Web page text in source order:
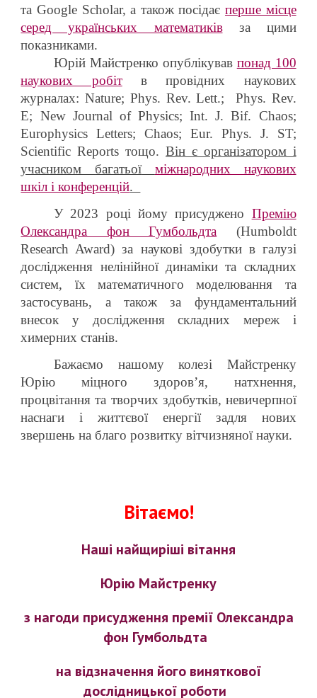
та Google Scholar, а також посідає перше місце
серед українських математиківза цими
показниками.
Юрій Майстренко опублікував понад 100
наукових робітв провідних наукових
журналах: Nature; Phys. Rev. Lett.; Phys. Rev.
E; New Journal of Physics; Int. J. Bif. Chaos;
Europhysics Letters; Chaos; Eur. Phys. J. ST;
Scientific Reports тощо. Він є організатором і
учасником багатьої
міжнародних наукових
шкіл і конференцій.
У 2023 році йому присуджено Премію
Олександра фон Гумбольдта (Humboldt
Research Award) за наукові здобутки в галузі
дослідження нелінійної динаміки та складних
систем, їх математичного моделювання та
застосувань, а також за фундаментальний
внесок у дослідження складних мереж і
химерних станів.
Бажаємо нашому колезі Майстренку
Юрію міцного здоров’я, натхнення,
процвітання та творчих здобутків, невичерпної
наснаги і життєвої енергії задля нових
звершень на благо розвитку вітчизняної науки.
Вітаємо!
Наші найщиріші вітання
Юрію Майстренку
з нагоди присудження премії Олександра
фон Гумбольдта
на відзначення його виняткової
дослідницької роботи